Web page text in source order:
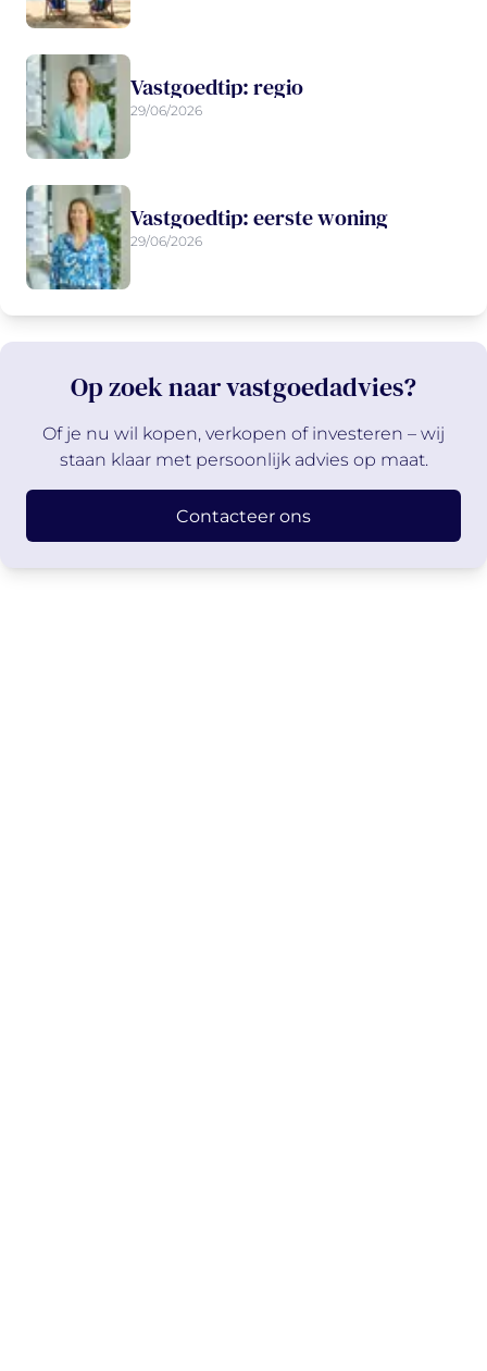
Vastgoedtip: regio
29/06/2026
Vastgoedtip: eerste woning
29/06/2026
Op zoek naar vastgoedadvies?
Of je nu wil kopen, verkopen of investeren – wij
staan klaar met persoonlijk advies op maat.
Contacteer ons